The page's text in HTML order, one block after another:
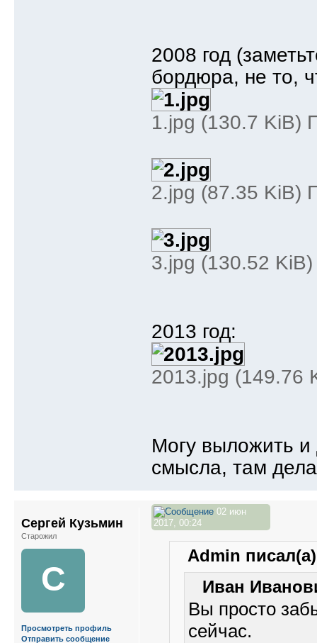
2008 год
бордюра, не то,
1.jpg (130.7 KiB)
2.jpg (87.35 KiB)
3.jpg (130.52
2013 год:
2013.jpg (149.76
Могу выложить и
смысла, там
02 июн
2017, 00:24
Admin
Иван
Вы просто
сейчас.
Сергей Кузьмин
Старожил
С
Просмотреть профиль
Отправить сообщение